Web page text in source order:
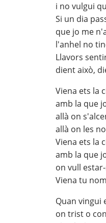
i no vulgui
Si un dia
que jo me
l'anhel no
Llavors
dient això,
Viena ets la
amb la que
allà on
allà on les
Viena ets la
amb la que
on vull
Viena tu
Quan vingui
on trist o